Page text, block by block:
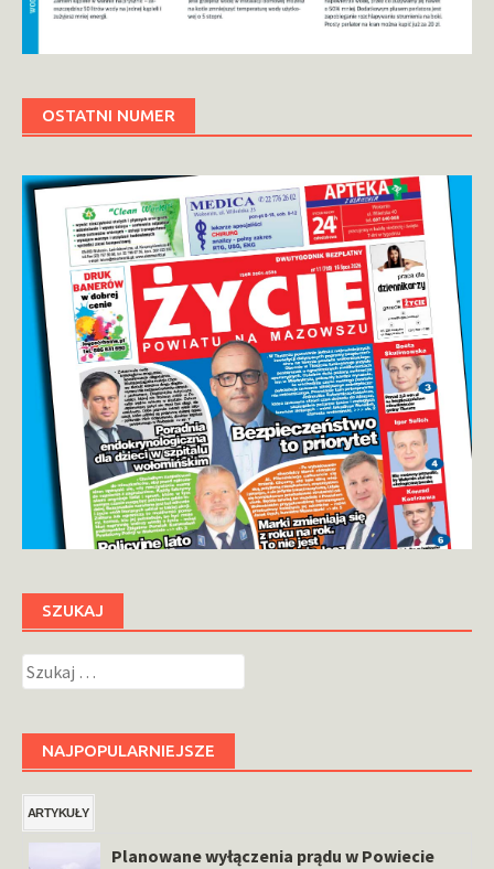
OSTATNI NUMER
SZUKAJ
Szukaj:
NAJPOPULARNIEJSZE
ARTYKUŁY
Planowane wyłączenia prądu w Powiecie